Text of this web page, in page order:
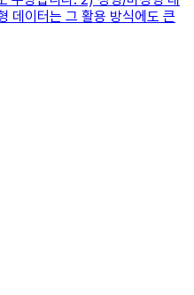
데이터는 그 활용 방식에도 큰